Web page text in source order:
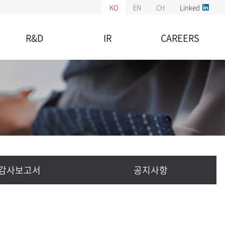
KO EN CH Linked
R&D
특허현황
IR
공시정보
재무정보
감사보고서
공지사항
CAREERS
복리후생
채용공고
사보고서 공지사항